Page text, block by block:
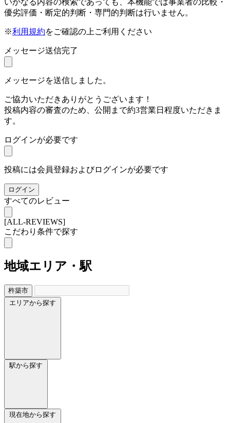
優劣評価・断定的判断・専門的判断は行いません。
※利用規約をご確認の上ご利用ください
メッセージ送信完了
メッセージを送信しました。
ご協力いただきありがとうございます！
投稿内容の審査のため、公開まで約3営業日程度いただきま
す。
ログインが必要です
投稿には会員登録およびログインが必要です
ログイン
すべてのレビュー
[ALL-REVIEWS]
こだわり条件で探す
地域エリア・駅
杵築市
エリアから探す
駅から探す
現在地から探す